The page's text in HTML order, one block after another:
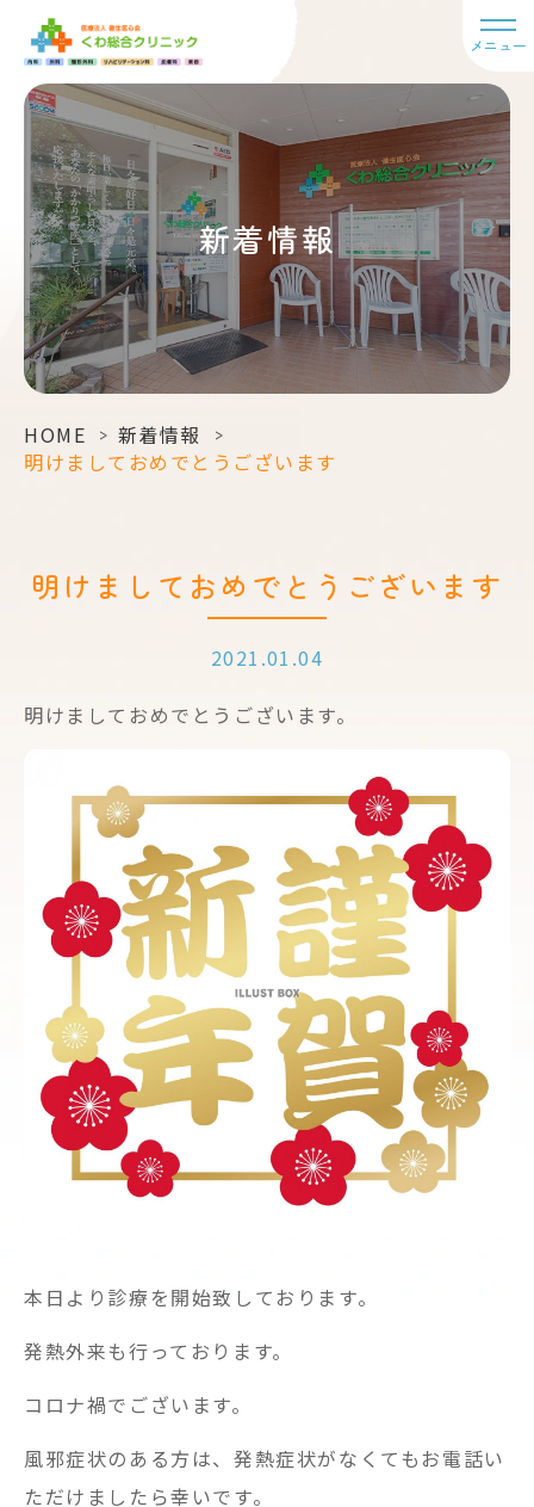
メニュー
新着情報
HOME > 新着情報
>
明けましておめでとうございます
明けましておめでとうございます
2021.01.04
明けましておめでとうございます。
本日より診療を開始致しております。
発熱外来も行っております。
コロナ禍でございます。
風邪症状のある方は、発熱症状がなくてもお電話い
ただけましたら幸いです。